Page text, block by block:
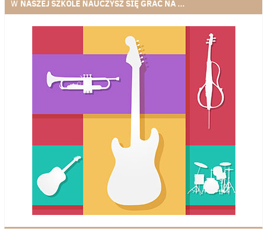
W NASZEJ SZKOLE NAUCZYSZ SIĘ GRAĆ NA ...